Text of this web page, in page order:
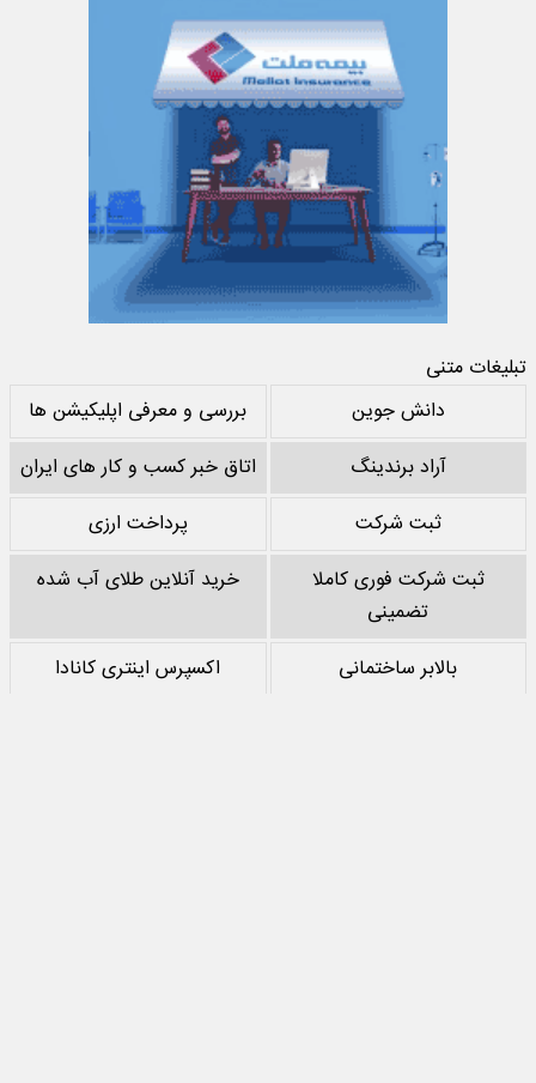
تبلیغات متنی
دانش جوین
بررسی و معرفی اپلیکیشن ها
آراد برندینگ
اتاق خبر کسب و کار های ایران
ثبت شرکت
پرداخت ارزی
ثبت شرکت فوری کاملا
تضمینی
خرید آنلاین طلای آب شده
بالابر ساختمانی
اکسپرس اینتری کانادا